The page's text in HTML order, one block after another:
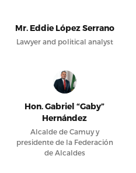
Mr. Eddie López Serrano
Lawyer and political analyst
Hon. Gabriel “Gaby”
Hernández
Alcalde de Camuy y
presidente de la Federación
de Alcaldes